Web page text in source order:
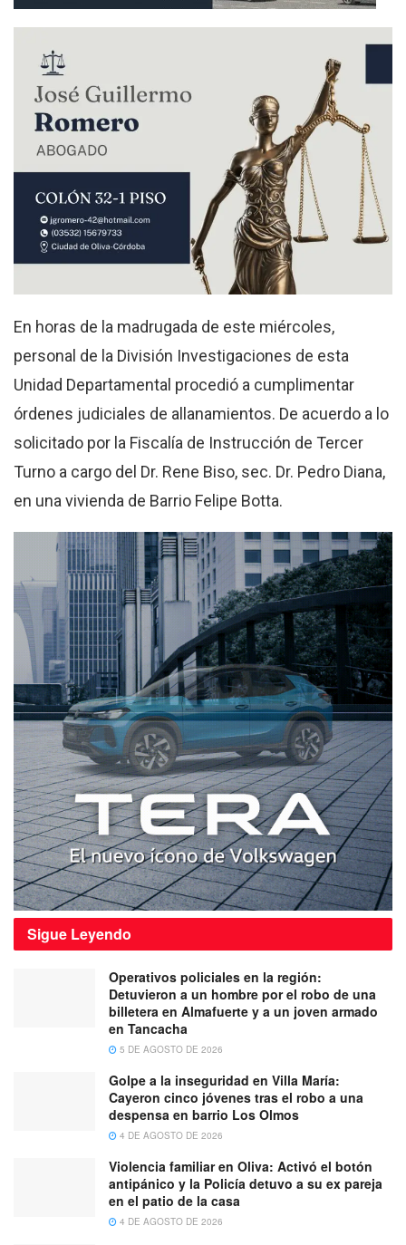
En horas de la madrugada de este miércoles,
personal de la División Investigaciones de esta
Unidad Departamental procedió a cumplimentar
órdenes judiciales de allanamientos. De acuerdo a lo
solicitado por la Fiscalía de Instrucción de Tercer
Turno a cargo del Dr. Rene Biso, sec. Dr. Pedro Diana,
en una vivienda de Barrio Felipe Botta.
Sigue Leyendo
Operativos policiales en la región:
Detuvieron a un hombre por el robo de una
billetera en Almafuerte y a un joven armado
en Tancacha
5 DE AGOSTO DE 2026
Golpe a la inseguridad en Villa María:
Cayeron cinco jóvenes tras el robo a una
despensa en barrio Los Olmos
4 DE AGOSTO DE 2026
Violencia familiar en Oliva: Activó el botón
antipánico y la Policía detuvo a su ex pareja
en el patio de la casa
4 DE AGOSTO DE 2026